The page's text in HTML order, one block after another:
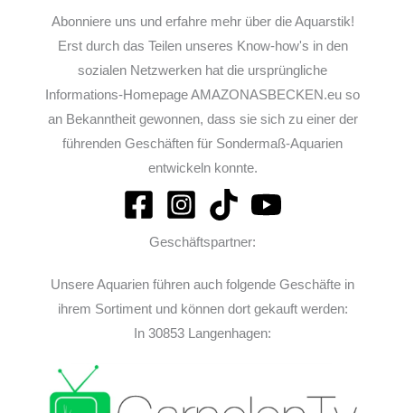
Abonniere uns und erfahre mehr über die Aquarstik!
Erst durch das Teilen unseres Know-how's in den
sozialen Netzwerken hat die ursprüngliche
Informations-Homepage AMAZONASBECKEN.eu so
an Bekanntheit gewonnen, dass sie sich zu einer der
führenden Geschäften für Sondermaß-Aquarien
entwickeln konnte.
Geschäftspartner:
Unsere Aquarien führen auch folgende Geschäfte in
ihrem Sortiment und können dort gekauft werden:
In 30853 Langenhagen: